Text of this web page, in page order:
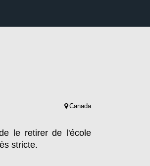
Canada
le retirer de l'école
stricte.